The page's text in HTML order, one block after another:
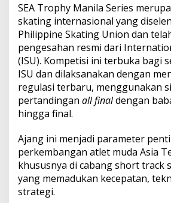
SEA Trophy Manila Series
skating internasional yang
Philippine Skating Union dan
pengesahan resmi dari
(ISU). Kompetisi ini terbuka bagi
ISU dan dilaksanakan dengan
regulasi terbaru, menggunakan
pertandingan all finaldengan
hingga final.
Ajang ini menjadi parameter
perkembangan atlet muda Asia
khususnya di cabang short track
yang memadukan kecepatan,
strategi.